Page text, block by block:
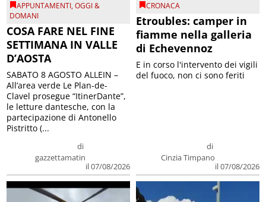
APPUNTAMENTI,OGGI &
DOMANI
COSA FARE NEL FINE
SETTIMANA IN VALLE
D’AOSTA
di
gazzettamatin
il 07/08/2026
SABATO 8 AGOSTO ALLEIN –
All’area verde Le Plan-de-
Clavel prosegue “ItinerDante”,
le letture dantesche, con la
partecipazione di Antonello
Pistritto (...
CRONACA
Etroubles: camper in
fiamme nella galleria
di Echevennoz
di
Cinzia Timpano
il 07/08/2026
E in corso l'intervento dei vigili
del fuoco, non ci sono feriti